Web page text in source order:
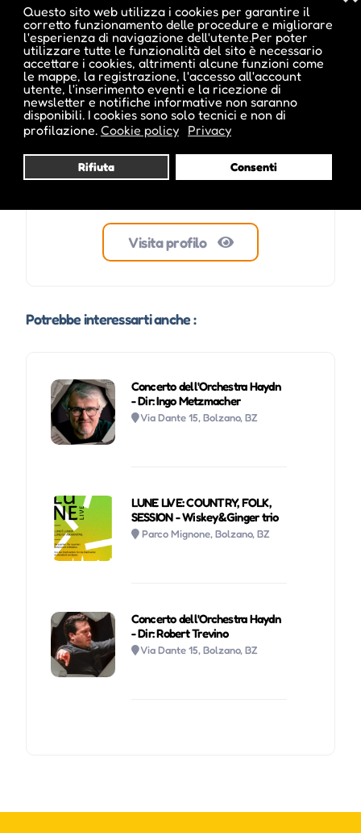
Questo sito web utilizza i cookies per garantire il
corretto funzionamento delle procedure e migliorare
l'esperienza di navigazione dell'utente.Per poter
utilizzare tutte le funzionalità del sito è necessario
accettare i cookies, altrimenti alcune funzioni come
le mappe, la registrazione, l'accesso all'account
utente, l'inserimento eventi e la ricezione di
newsletter e notifiche informative non saranno
disponibili. I cookies sono solo tecnici e non di
profilazione. Cookie policy Privacy
Rifiuta Consenti
ale inside
Visita profilo
Potrebbe interessarti anche :
Concerto dell'Orchestra Haydn
- Dir: Ingo Metzmacher
Via Dante 15, Bolzano, BZ
LUNE LIVE: COUNTRY, FOLK,
SESSION - Wiskey&Ginger trio
Parco Mignone, Bolzano, BZ
Concerto dell'Orchestra Haydn
- Dir: Robert Trevino
Via Dante 15, Bolzano, BZ